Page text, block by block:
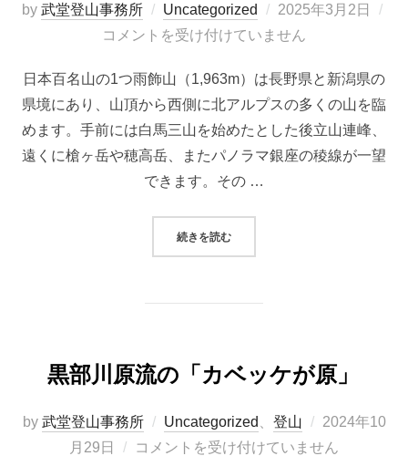
by 武堂登山事務所 Uncategorized
投
稿
2025年3月2日
コメントを受け付けていません
日本百名山の1つ雨飾山（1,963m）は長野県と新潟県の
県境にあり、山頂から西側に北アルプスの多くの山を臨
めます。手前には白馬三山を始めたとした後立山連峰、
遠くに槍ヶ岳や穂高岳、またパノラマ銀座の稜線が一望
できます。その …
続きを読む“【山頂からの景色シリーズ】秋の
黒部川原流の「カベッケが原」
by 武堂登山事務所 Uncategorized 登山
投
稿
2024年10
月29日
コメントを受け付けていません